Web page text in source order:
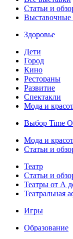
Статьи и
Здоровье
Дети
Город
Кино
Рестораны
Развитие
Спектакли
Мода и
Выбор Time
Мода и
Статьи и
Театр
Статьи и
Театры от А
Театральная
Игры
Образование